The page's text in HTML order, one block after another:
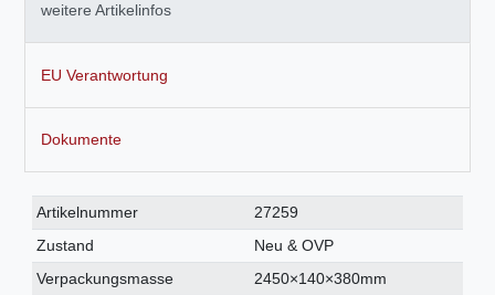
weitere Artikelinfos
EU Verantwortung
Dokumente
Technisches
Merkmal
Wert
Artikelnummer
27259
Zustand
Neu & OVP
Verpackungsmasse
2450×140×380mm